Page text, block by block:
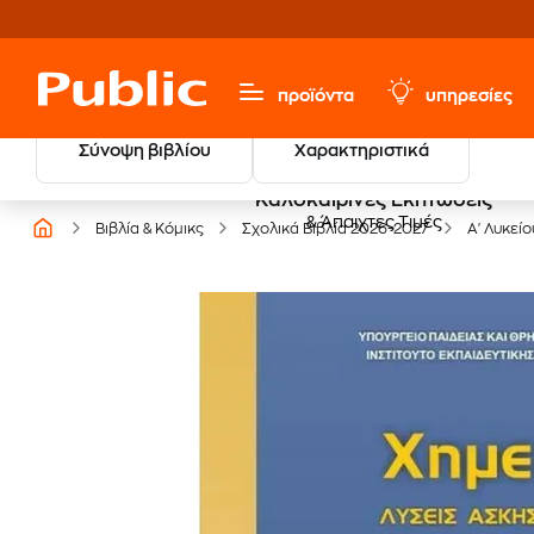
προϊόντα υπηρεσίες
Σύνοψη βιβλίου Χαρακτηριστικά
Καλοκαιρινές Εκπτώσεις
& Άπαιχτες Τιμές
Βιβλία & Κόμικς Σχολικά Βιβλία 2026-2027 Α'